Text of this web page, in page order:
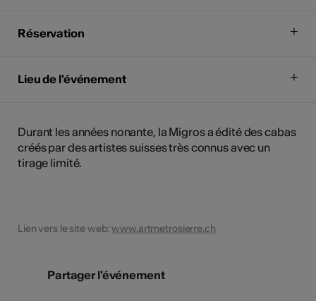
Réservation
Lieu de l'événement
Durant les années nonante, la Migros a édité des cabas
créés par des artistes suisses très connus avec un
tirage limité.
Lien vers le site web:www.artmetrosierre.ch
Partager l'événement